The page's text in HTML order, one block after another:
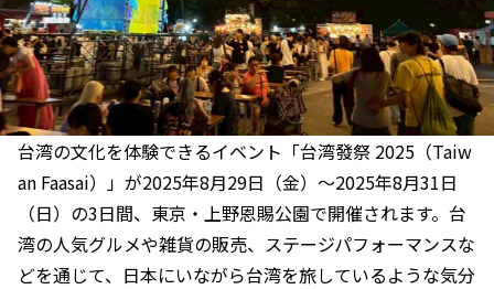
台湾の文化を体験できるイベント「台湾發祭 2025（Taiw
an Faasai）」が2025年8月29日（金）～2025年8月31日
（日）の3日間、東京・上野恩賜公園で開催されます。台
湾の人気グルメや雑貨の販売、ステージパフォーマンスな
どを通じて、日本にいながら台湾を旅しているような気分